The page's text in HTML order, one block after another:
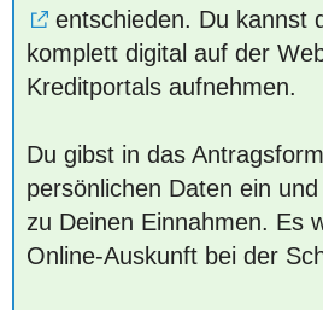
entschieden. Du kannst
komplett digital auf der
Kreditportals aufnehmen.
Du gibst in das
persönlichen Daten ein
zu Deinen Einnahmen. Es
Online-Auskunft bei der